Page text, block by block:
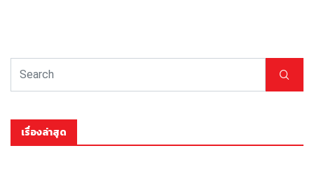
เรื่องล่าสุด